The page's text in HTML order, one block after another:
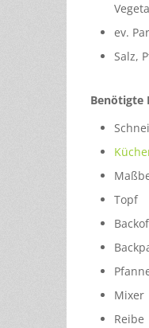
ev.
Salz,
Benötigte
Topf
Mixer
Reibe